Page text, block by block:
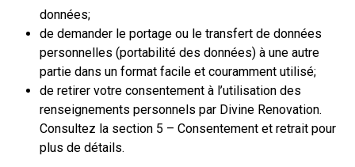
données;
de demander le portage ou le transfert de données
personnelles (portabilité des données) à une autre
partie dans un format facile et couramment utilisé;
de retirer votre consentement à l’utilisation des
renseignements personnels par Divine Renovation.
Consultez la section 5 – Consentement et retrait pour
plus de détails.